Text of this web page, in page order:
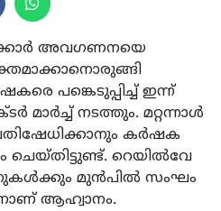
അവഗണനയെ
പങ്കെടുപ്പിച്ച് ഇന്ന്
മാര്‍ച്ച് നടത്തും. മറ്റന്നാള്‍
കര്‍ഷക
റെയില്‍വേ
മുന്‍പില്‍ സംഘം
ആഹ്വാനം.